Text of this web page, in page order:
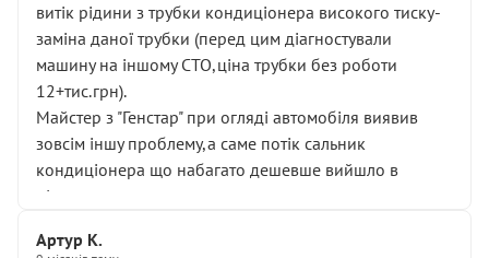
витік рідини з трубки кондиціонера високого тиску-
заміна даної трубки (перед цим діагностували
машину на іншому СТО,ціна трубки без роботи
12+тис.грн).
Майстер з "Генстар" при огляді автомобіля виявив
зовсім іншу проблему,а саме потік сальник
кондиціонера що набагато дешевше вийшло в
підсумку.
Артур К.